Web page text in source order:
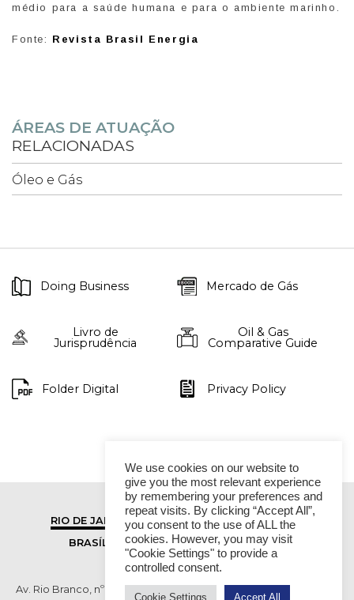
médio para a saúde humana e para o ambiente marinho.
Fonte: Revista Brasil Energia
ÁREAS DE ATUAÇÃO
RELACIONADAS
Óleo e Gás
Doing Business Mercado de Gás
Livro de
Jurisprudência
Oil & Gas
Comparative Guide
Folder Digital Privacy Policy
RIO DE JANEIRO
SÃO PAULO
BRASÍLIA
VITÓRIA
Av. Rio Branco, nº 01, 14º andar - Ed. RB1- Centro, Rio de Janeiro -
We use cookies on our website to
give you the most relevant experience
by remembering your preferences and
repeat visits. By clicking “Accept All”,
you consent to the use of ALL the
cookies. However, you may visit
"Cookie Settings" to provide a
controlled consent.
Cookie Settings Accept All